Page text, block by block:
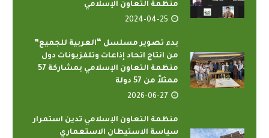
منظمة التعاون الإسلامي
2024-04-25
بدء تصوير مسلسل “العربية للجميع”
من انتاج اتحاد إذاعات وتلفزيونات دول
منظمة التعاون الإسلامي بمشاركة 57
ممثلاً من 57 دولة
2026-06-27
منظمة التعاون الإسلامي تدين استمرار
سياسة الاستيطان الاستعماري